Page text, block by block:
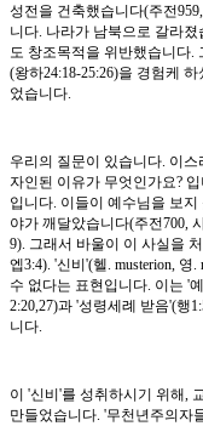
성전을 건축했습니다(주전
니다. 나라가 남북으로 갈라
도 창조목적을 위반했습니다.
(왕하24:18-25:26)을 경험케
었습니다.
우리의 질문이 있습니다. 이
자인된 이유가 무엇인가요?
입니다. 이들이 예수님을 보
야가 깨달았습니다(주전700,
9). 그래서 바울이 이 사실을
엡3:4). '신비'(헬. musterion,
수 없다는 표현입니다. 이는 '
2:20,27)과 '성령세례 받음'(행
니다.
이 '신비'를 성취하시기 위해,
만들었습니다. '무천년주의자